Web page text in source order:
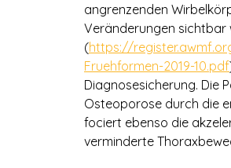
angrenzenden
Veränderungen sichtbar
(https://
Fruehformen-2019-10.pdf
Diagnosesicherung. Die
Osteoporose durch die
fociert ebenso die
verminderte